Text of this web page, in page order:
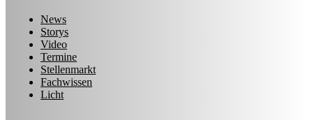
News
Storys
Video
Termine
Stellenmarkt
Fachwissen
Licht